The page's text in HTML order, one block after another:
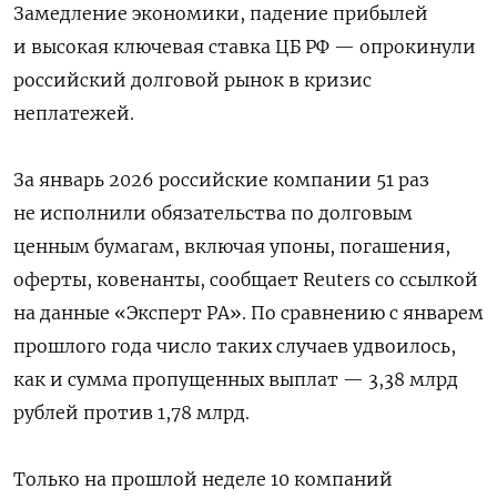
Замедление экономики, падение прибылей
и высокая ключевая ставка ЦБ РФ — опрокинули
российский долговой рынок в кризис
неплатежей.
За январь 2026 российские компании 51 раз
не исполнили обязательства по долговым
ценным бумагам, включая упоны, погашения,
оферты, ковенанты, сообщает Reuters со ссылкой
на данные «Эксперт РА». По сравнению с январем
прошлого года число таких случаев удвоилось,
как и сумма пропущенных выплат — 3,38 млрд
рублей против 1,78 млрд.
Только на прошлой неделе 10 компаний